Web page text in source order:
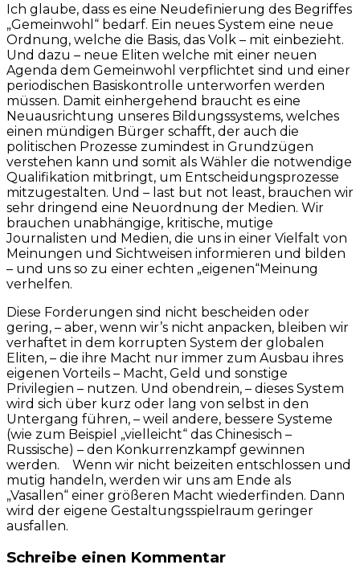
Ich glaube, dass es eine Neudefinierung des Begriffes
„Gemeinwohl“ bedarf. Ein neues System eine neue
Ordnung, welche die Basis, das Volk – mit einbezieht.
Und dazu – neue Eliten welche mit einer neuen
Agenda dem Gemeinwohl verpflichtet sind und einer
periodischen Basiskontrolle unterworfen werden
müssen. Damit einhergehend braucht es eine
Neuausrichtung unseres Bildungssystems, welches
einen mündigen Bürger schafft, der auch die
politischen Prozesse zumindest in Grundzügen
verstehen kann und somit als Wähler die notwendige
Qualifikation mitbringt, um Entscheidungsprozesse
mitzugestalten. Und – last but not least, brauchen wir
sehr dringend eine Neuordnung der Medien. Wir
brauchen unabhängige, kritische, mutige
Journalisten und Medien, die uns in einer Vielfalt von
Meinungen und Sichtweisen informieren und bilden
– und uns so zu einer echten „eigenen“Meinung
verhelfen.
Diese Forderungen sind nicht bescheiden oder
gering, – aber, wenn wir’s nicht anpacken, bleiben wir
verhaftet in dem korrupten System der globalen
Eliten, – die ihre Macht nur immer zum Ausbau ihres
eigenen Vorteils – Macht, Geld und sonstige
Privilegien – nutzen. Und obendrein, – dieses System
wird sich über kurz oder lang von selbst in den
Untergang führen, – weil andere, bessere Systeme
(wie zum Beispiel „vielleicht“ das Chinesisch –
Russische) – den Konkurrenzkampf gewinnen
werden. Wenn wir nicht beizeiten entschlossen und
mutig handeln, werden wir uns am Ende als
„Vasallen“ einer größeren Macht wiederfinden. Dann
wird der eigene Gestaltungsspielraum geringer
ausfallen.
Schreibe einen Kommentar